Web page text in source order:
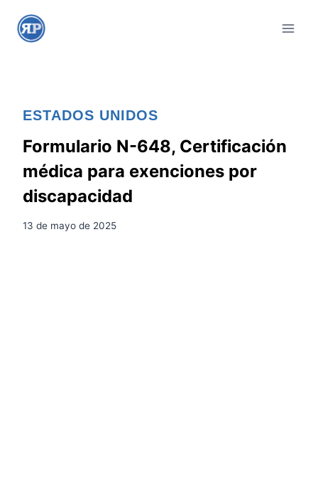
ESTADOS UNIDOS
Formulario N-648, Certificación
médica para exenciones por
discapacidad
13 de mayo de 2025